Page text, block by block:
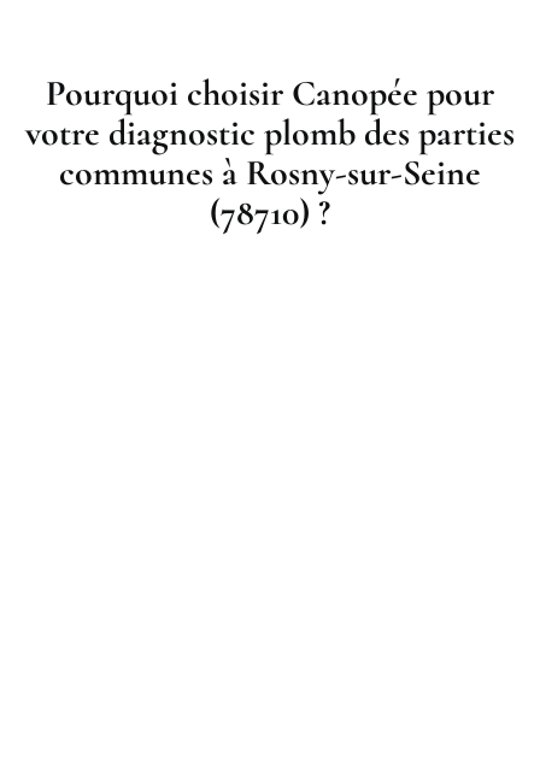
Pourquoi choisir Canopée pour
votre diagnostic plomb des parties
communes à Rosny-sur-Seine
(78710) ?